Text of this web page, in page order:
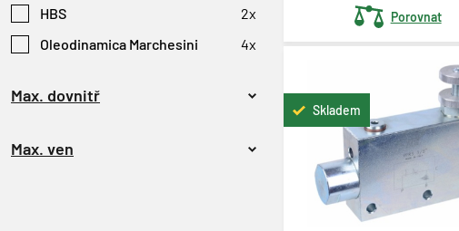
HBS
2x
Oleodinamica Marchesini
4x
Max. dovnitř
Max. ven
Porovnat
Skladem